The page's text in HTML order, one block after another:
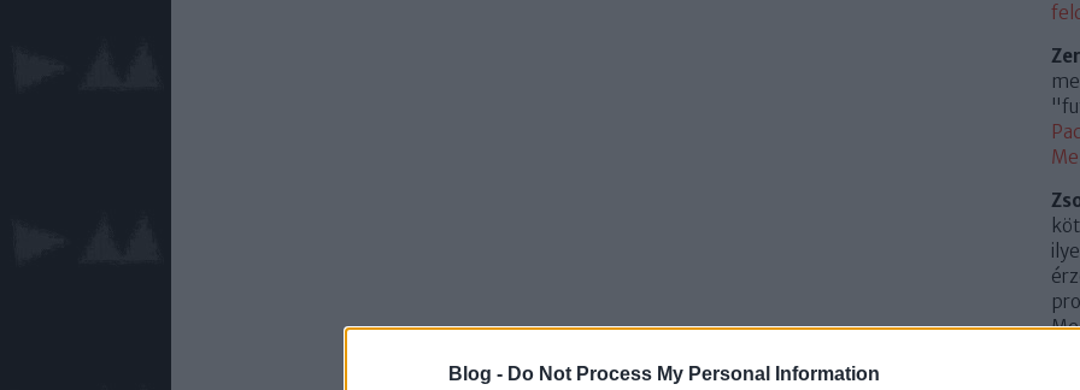
Blog - Do Not Process My Personal Information